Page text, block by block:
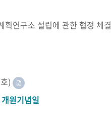
연구소 설립에 관한 협정 체결
)
원기념일